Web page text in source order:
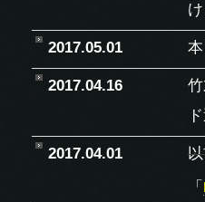
2017.05.01
2017.04.16
2017.04.01
「